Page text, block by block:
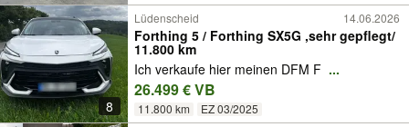
8
Lüdenscheid 14.06.2026
Forthing 5 / Forthing SX5G ,sehr gepflegt/
11.800 km
Ich verkaufe hier meinen DFM F ...
26.499 € VB
11.800 km EZ 03/2025